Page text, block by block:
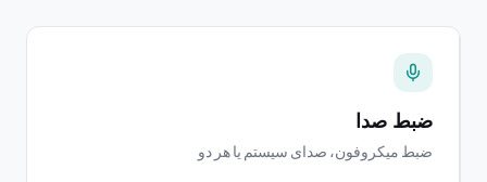
ضبط صدا
ضبط میکروفون، صدای سیستم یا هر دو